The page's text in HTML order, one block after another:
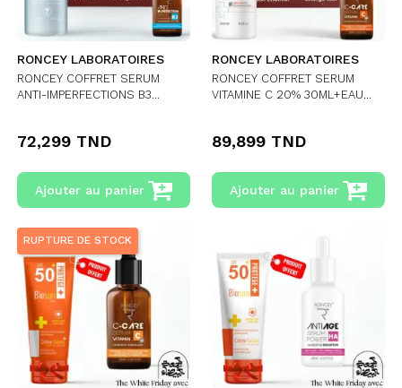
RONCEY LABORATOIRES
RONCEY COFFRET SERUM
ANTI-IMPERFECTIONS B3...
72,299 TND
Ajouter au panier
RONCEY LABORATOIRES
RONCEY COFFRET SERUM
VITAMINE C 20% 30ML+EAU...
89,899 TND
Ajouter au panier
RUPTURE DE STOCK